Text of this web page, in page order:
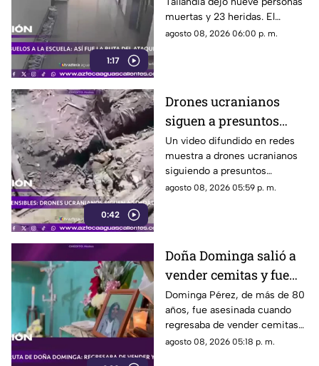
1:17
escuela
muertas y 23 heridas. El
presunto agresor, de 14 años,
agosto 08, 2026 06:00 p. m.
0:42
Drones ucranianos
siguen a presuntos
soldados rusos durante
varias horas
Un video difundido en redes
muestra a drones ucranianos
siguiendo a presuntos
soldados rusos antes de un
agosto 08, 2026 05:59 p. m.
Doña Dominga salió a
vender cemitas y fue
asesinada al regresar a
casa; así fue la agresión
(VIDEO)
Dominga Pérez, de más de 80
años, fue asesinada cuando
regresaba de vender cemitas
en Chachapa. La Fiscalía de
agosto 08, 2026 05:18 p. m.